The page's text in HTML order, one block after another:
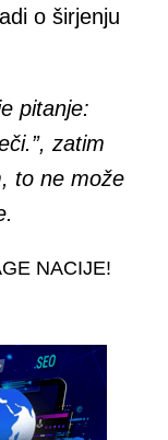
o širjenju
pitanje:
zatim
to ne može
NACIJE!